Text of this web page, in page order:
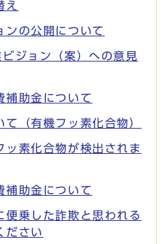
え
ンの公開について
ジョン（案）への意見
補助金について
（有機フッ素化合物）
ッ素化合物が検出されま
補助金について
便乗した詐欺と思われる
ださい